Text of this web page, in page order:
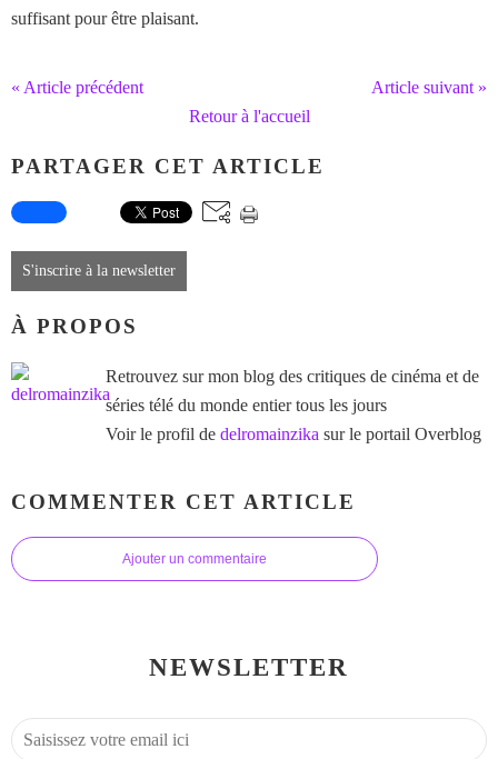
suffisant pour être plaisant.
« Article précédent
Article suivant »
Retour à l'accueil
PARTAGER CET ARTICLE
S'inscrire à la newsletter
À PROPOS
Retrouvez sur mon blog des critiques de cinéma et de
séries télé du monde entier tous les jours
Voir le profil de delromainzika sur le portail Overblog
COMMENTER CET ARTICLE
Ajouter un commentaire
NEWSLETTER